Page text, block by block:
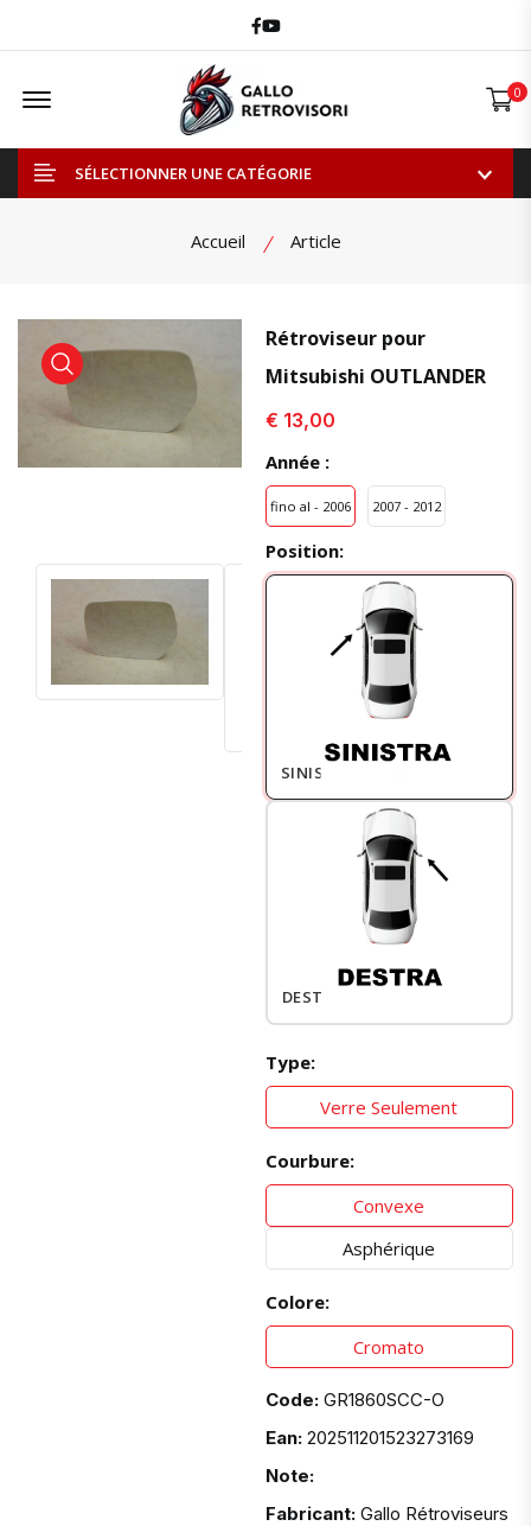
Facebook
Youtube
Offcanvas Menu Open 0
SÉLECTIONNER UNE CATÉGORIE
Accueil Article
voir le produit voir le produit
Rétroviseur pour
Mitsubishi OUTLANDER
€ 13,00
Année :
fino al - 2006 2007 - 2012
Position:
SINISTRO
DESTRO
Type:
Verre Seulement
Courbure:
Convexe
Asphérique
Colore:
Cromato
Code: GR1860SCC-O
Ean: 202511201523273169
Note:
Fabricant: Gallo Rétroviseurs